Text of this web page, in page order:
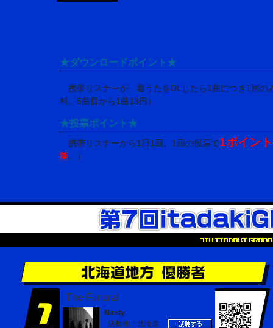
★ダウンロードポイント★
携帯リスナーが、着うたをDLしたら1曲につき1回の
料。5曲目から1曲13円）
★投票ポイント★
携帯リスナーから1日1回。1回の投票で1ポイント
能。）
The Funeral
Nasty
活動地：北海道